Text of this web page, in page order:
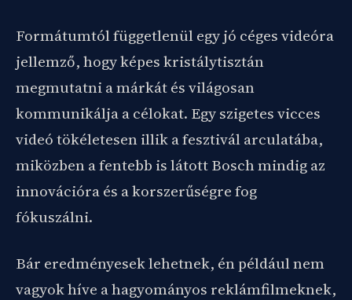
Formátumtól függetlenül egy jó céges videóra
jellemző, hogy képes kristálytisztán
megmutatni a márkát és világosan
kommunikálja a célokat. Egy szigetes vicces
videó tökéletesen illik a fesztivál arculatába,
miközben a fentebb is látott Bosch mindig az
innovációra és a korszerűségre fog
fókuszálni.
Bár eredményesek lehetnek, én például nem
vagyok híve a hagyományos reklámfilmeknek,